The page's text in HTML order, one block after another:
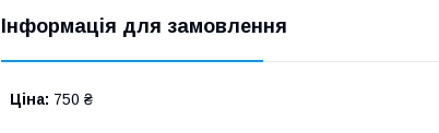
Інформація для замовлення
Ціна: 750 ₴